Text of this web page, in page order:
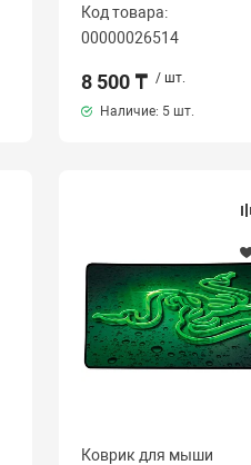
Код товара:
00000026514
8 500 ₸ / шт.
Наличие: 5 шт.
Коврик для мыши